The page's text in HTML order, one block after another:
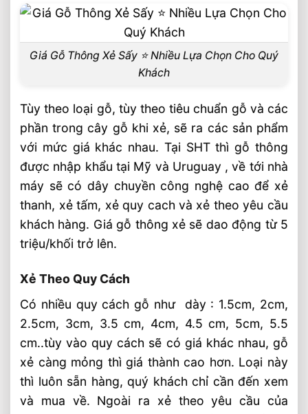
Giá Gỗ Thông Xẻ Sấy ⭐️ Nhiều Lựa Chọn Cho Quý
Khách
Tùy theo loại gỗ, tùy theo tiêu chuẩn gỗ và các
phần trong cây gỗ khi xẻ, sẽ ra các sản phẩm
với mức giá khác nhau. Tại SHT thì gỗ thông
được nhập khẩu tại Mỹ và Uruguay , về tới nhà
máy sẽ có dây chuyền công nghệ cao để xẻ
thanh, xẻ tấm, xẻ quy cach và xẻ theo yêu cầu
khách hàng. Giá gỗ thông xẻ sẽ dao động từ 5
triệu/khối trở lên.
Xẻ Theo Quy Cách
Có nhiều quy cách gỗ như dày : 1.5cm, 2cm,
2.5cm, 3cm, 3.5 cm, 4cm, 4.5 cm, 5cm, 5.5
cm..tùy vào quy cách sẽ có giá khác nhau, gỗ
xẻ càng mỏng thì giá thành cao hơn. Loại này
thì luôn sẵn hàng, quý khách chỉ cần đến xem
và mua về. Ngoài ra xẻ theo yêu cầu của